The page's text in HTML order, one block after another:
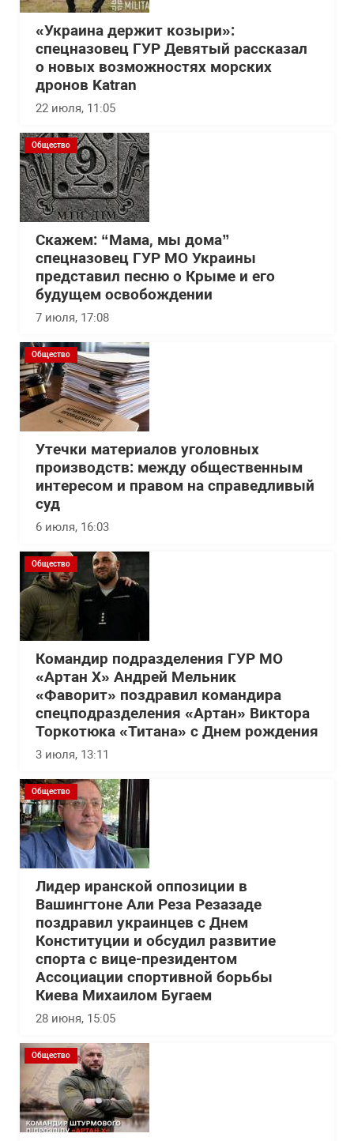
«Украина держит козыри»:
спецназовец ГУР Девятый рассказал
о новых возможностях морских
дронов Katran
22 июля, 11:05
Общество
Скажем: “Мама, мы дома”
спецназовец ГУР МО Украины
представил песню о Крыме и его
будущем освобождении
7 июля, 17:08
Общество
Утечки материалов уголовных
производств: между общественным
интересом и правом на справедливый
суд
6 июля, 16:03
Общество
Командир подразделения ГУР МО
«Артан Х» Андрей Мельник
«Фаворит» поздравил командира
спецподразделения «Артан» Виктора
Торкотюка «Титана» с Днем рождения
3 июля, 13:11
Общество
Лидер иранской оппозиции в
Вашингтоне Али Реза Резазаде
поздравил украинцев с Днем
Конституции и обсудил развитие
спорта с вице-президентом
Ассоциации спортивной борьбы
Киева Михаилом Бугаем
28 июня, 15:05
Общество